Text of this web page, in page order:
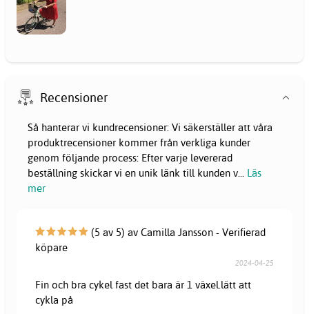
Recensioner
Så hanterar vi kundrecensioner: Vi säkerställer att våra
produktrecensioner kommer från verkliga kunder
genom följande process: Efter varje levererad
beställning skickar vi en unik länk till kunden v... Läs
mer
(5 av 5) av Camilla Jansson - Verifierad
köpare
2024-04-25
Fin och bra cykel fast det bara är 1 växel.lätt att
cykla på